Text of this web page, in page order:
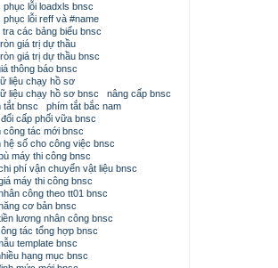
phục lỗi loadxls bnsc
phục lỗi reff và #name
tra các bảng biểu bnsc
giá trị dự thầu
giá trị dự thầu bnsc
thông báo bnsc
liệu chạy hồ sơ
liệu chạy hồ sơ bnsc
nâng cấp bnsc
tắt bnsc
phím tắt bắc nam
cấp phối vữa bnsc
công tác mới bnsc
hệ số cho công việc bnsc
máy thi công bnsc
phí vận chuyển vật liệu bnsc
máy thi công bnsc
công theo tt01 bnsc
cơ bản bnsc
lương nhân công bnsc
tác tổng hợp bnsc
template bnsc
hạng mục bnsc